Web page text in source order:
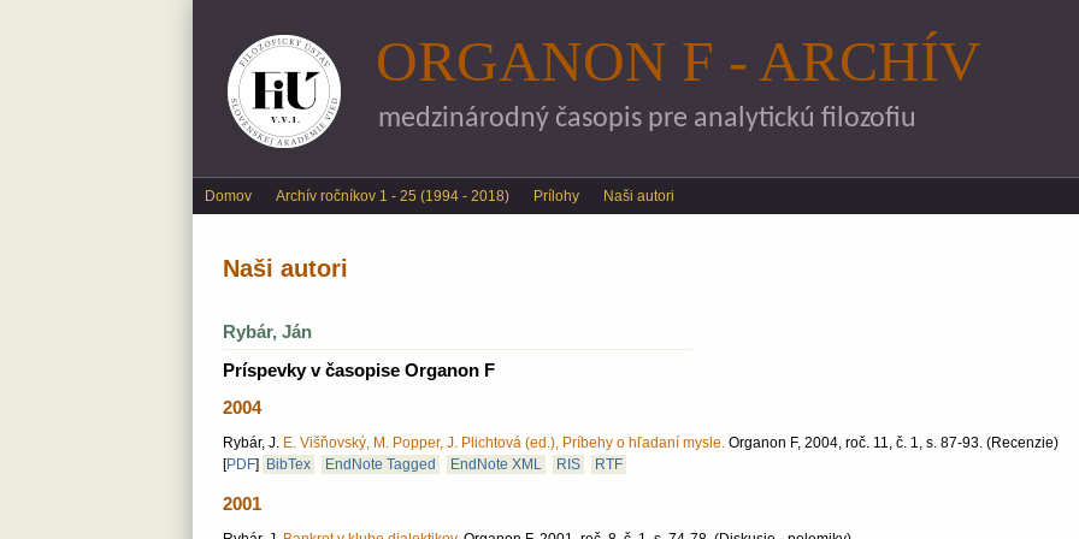
ORGANON F - ARCHÍV
medzinárodný časopis pre analytickú filozofiu
Main menu
Domov Archív ročníkov 1 - 25 (1994 - 2018) Prílohy Naši autori
Naši autori
Rybár, Ján
Príspevky v časopise Organon F
2004
Rybár, J. E. Višňovský, M. Popper, J. Plichtová (ed.), Príbehy o hľadaní mysle. Organon F, 2004, roč. 11, č. 1, s. 87-93. (Recenzie)
[PDF] BibTex EndNote Tagged EndNote XML RIS RTF
2001